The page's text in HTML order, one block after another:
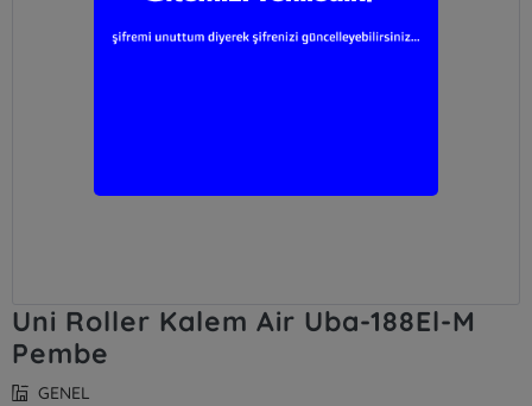
Uni Roller Kalem Air Uba-188El-M
Pembe
GENEL